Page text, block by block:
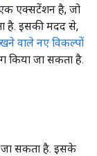
एक्सटेंशन है, जो
है. इसकी मदद से,
वाले नए विकल्पों
किया जा सकता है.
जा सकता है. इसके